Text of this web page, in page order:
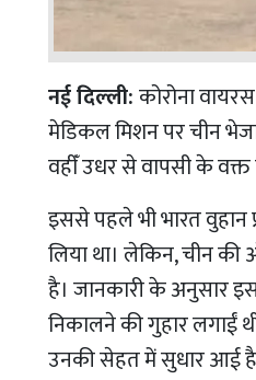
नई दिल्‍ली:कोरोना
मेडिकल मिशन पर चीन
वहीँ उधर से वापसी के
इससे पहले भी भारत वुहान
लिया था। लेकिन, चीन की
है। जानकारी के अनुसार
निकालने की गुहार लगाईं
उनकी सेहत में सुधार आई